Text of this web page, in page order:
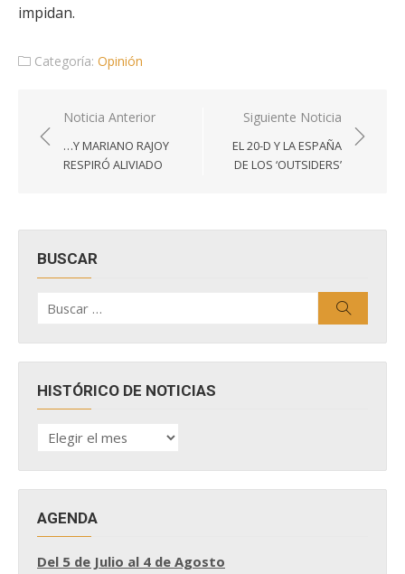
impidan.
Categoría: Opinión
Navegación
de
entradas
Noticia Anterior
…Y MARIANO RAJOY
RESPIRÓ ALIVIADO
Siguiente Noticia
EL 20-D Y LA ESPAÑA
DE LOS ‘OUTSIDERS’
BUSCAR
por:
HISTÓRICO DE NOTICIAS
HISTÓRICO
DE
AGENDA
Del 5 de Julio al 4 de Agosto